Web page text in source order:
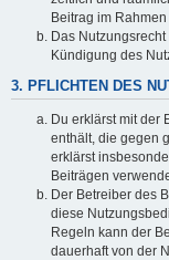
Beitrag im
Das
Kündigung des
3. PFLICHTEN DES
Du erklärst mit der
enthält, die gegen
erklärst
Beiträgen
Der Betreiber des
diese
Regeln kann der
dauerhaft von der